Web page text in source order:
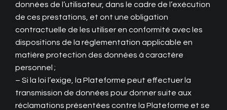
données de l’utilisateur, dans le cadre de l’exécution
de ces prestations, et ont une obligation
contractuelle de les utiliser en conformité avec les
dispositions de la réglementation applicable en
matière protection des données à caractère
personnel ;
– Si la loi l’exige, la Plateforme peut effectuer la
transmission de données pour donner suite aux
réclamations présentées contre la Plateforme et se